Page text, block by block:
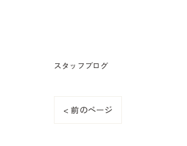
スタッフブログ
< 前のページ